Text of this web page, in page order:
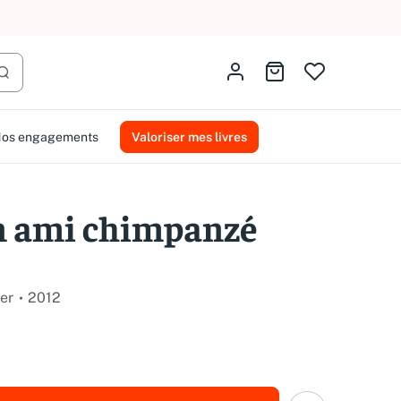
Lancer la recherche
Identifiez-vousAller au panier
engagements Valoriser mes livres
ami chimpanzé
2012